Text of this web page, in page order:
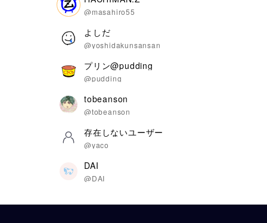
@masahiro55
よしだ
@yoshidakunsansan
プリン@pudding
@pudding
tobeanson
@tobeanson
存在しないユーザー
@yaco
DAI
@DAI